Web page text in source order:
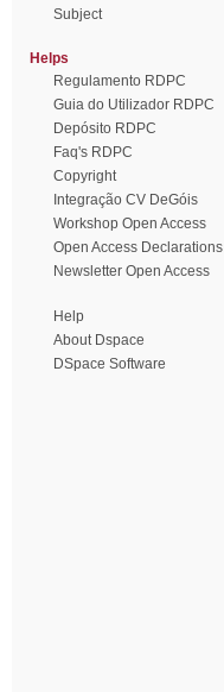
Subject
Helps
Regulamento RDPC
Guia do Utilizador RDPC
Depósito RDPC
Faq's RDPC
Copyright
Integração CV DeGóis
Workshop Open Access
Open Access Declarations
Newsletter Open Access
Help
About Dspace
DSpace Software